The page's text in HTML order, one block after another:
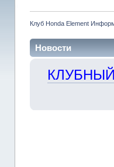
Клуб Honda Element
Новости
КЛУБНЫЙ